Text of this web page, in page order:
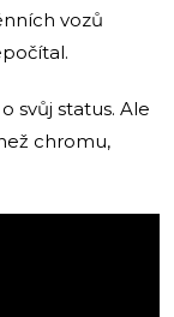
vozů
svůj status. Ale
chromu,